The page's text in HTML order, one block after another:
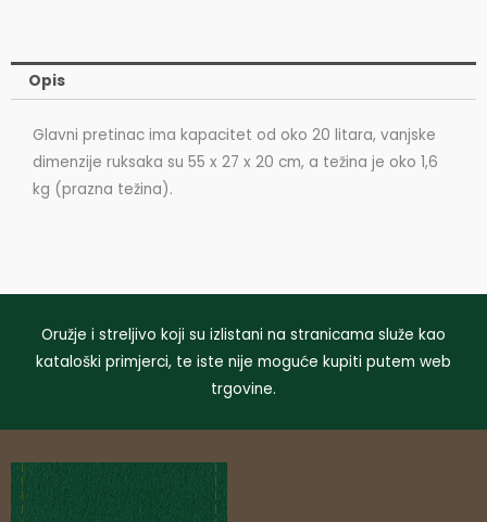
Opis
Glavni pretinac ima kapacitet od oko 20 litara, vanjske
dimenzije ruksaka su 55 x 27 x 20 cm, a težina je oko 1,6
kg (prazna težina).
Oružje i streljivo koji su izlistani na stranicama služe kao
kataloški primjerci, te iste nije moguće kupiti putem web
trgovine.